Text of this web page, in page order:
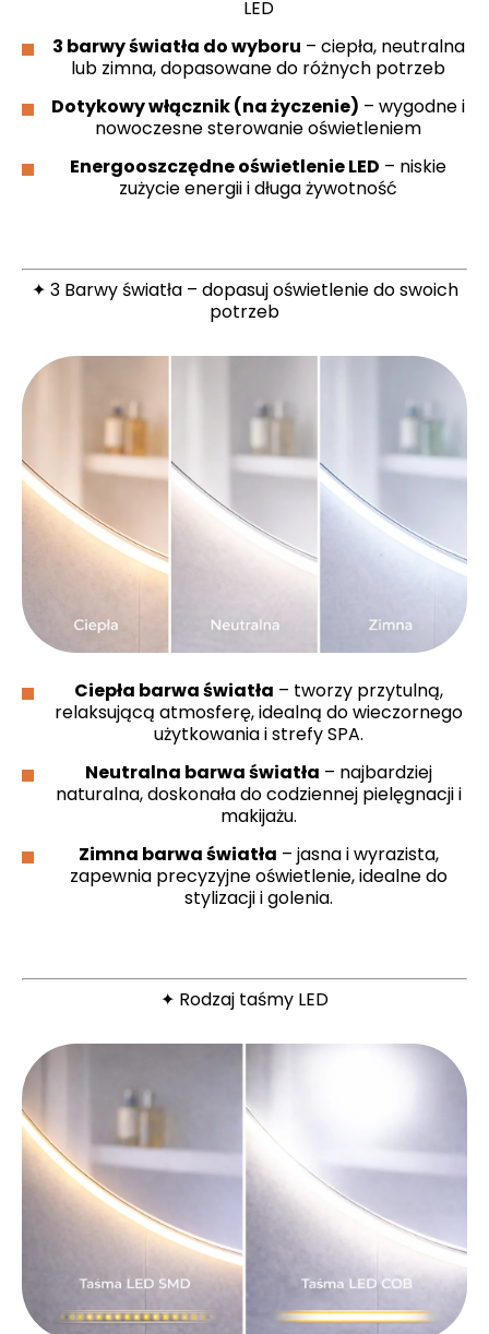
LED
3 barwy światła do wyboru – ciepła, neutralna
lub zimna, dopasowane do różnych potrzeb
Dotykowy włącznik (na życzenie) – wygodne i
nowoczesne sterowanie oświetleniem
Energooszczędne oświetlenie LED – niskie
zużycie energii i długa żywotność
✦ 3 Barwy światła – dopasuj oświetlenie do swoich
potrzeb
Ciepła barwa światła – tworzy przytulną,
relaksującą atmosferę, idealną do wieczornego
użytkowania i strefy SPA.
Neutralna barwa światła – najbardziej
naturalna, doskonała do codziennej pielęgnacji i
makijażu.
Zimna barwa światła – jasna i wyrazista,
zapewnia precyzyjne oświetlenie, idealne do
stylizacji i golenia.
✦ Rodzaj taśmy LED